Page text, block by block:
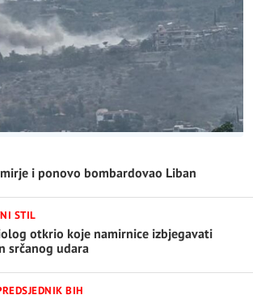
i ponovo bombardovao Liban
STIL
otkrio koje namirnice izbjegavati
srčanog udara
BIH